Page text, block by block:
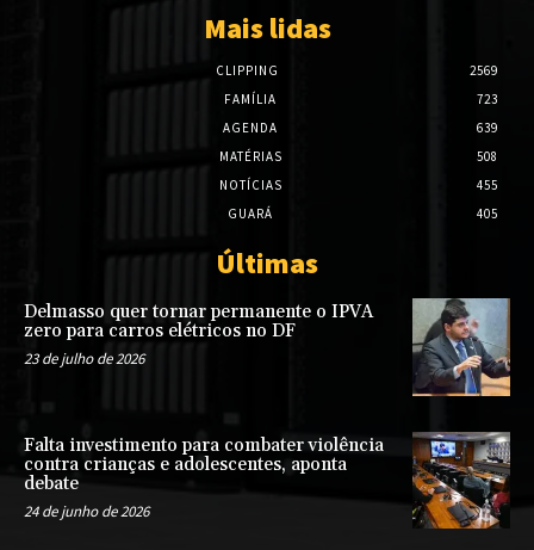
Mais lidas
CLIPPING
2569
FAMÍLIA
723
AGENDA
639
MATÉRIAS
508
NOTÍCIAS
455
GUARÁ
405
Últimas
Delmasso quer tornar permanente o IPVA
zero para carros elétricos no DF
23 de julho de 2026
Falta investimento para combater violência
contra crianças e adolescentes, aponta
debate
24 de junho de 2026